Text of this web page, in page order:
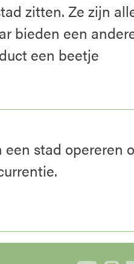
zitten. Ze zijn
bieden een
een beetje
stad opereren